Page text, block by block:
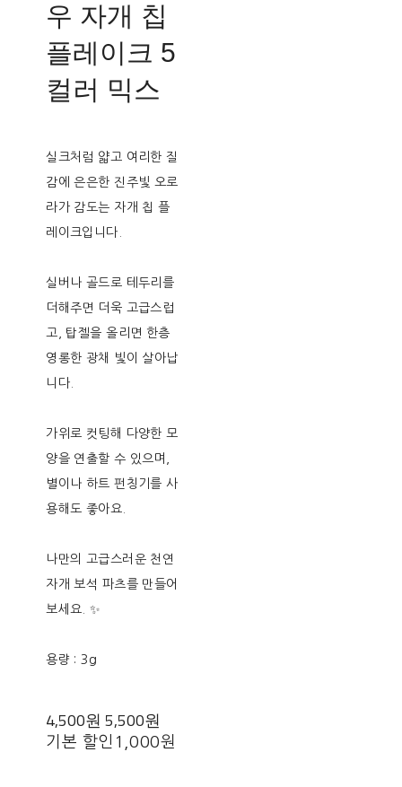
우 자개 칩
플레이크 5
컬러 믹스
실크처럼 얇고 여리한 질
감에 은은한 진주빛 오로
라가 감도는 자개 칩 플
레이크입니다.
실버나 골드로 테두리를
더해주면 더욱 고급스럽
고, 탑젤을 올리면 한층
영롱한 광채 빛이 살아납
니다.
가위로 컷팅해 다양한 모
양을 연출할 수 있으며,
별이나 하트 펀칭기를 사
용해도 좋아요.
나만의 고급스러운 천연
자개 보석 파츠를 만들어
보세요. ✨
용량 : 3g
4,500원5,500원
기본 할인 1,000원